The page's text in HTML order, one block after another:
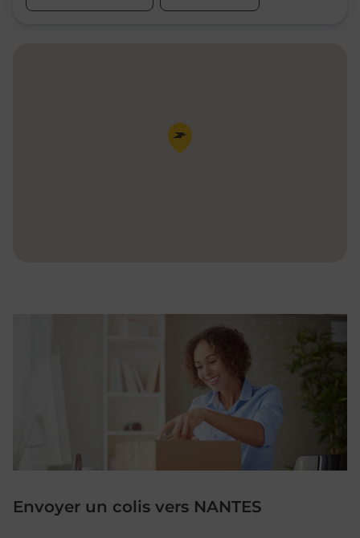
Pin de la carte
Envoyer un colis vers NANTES